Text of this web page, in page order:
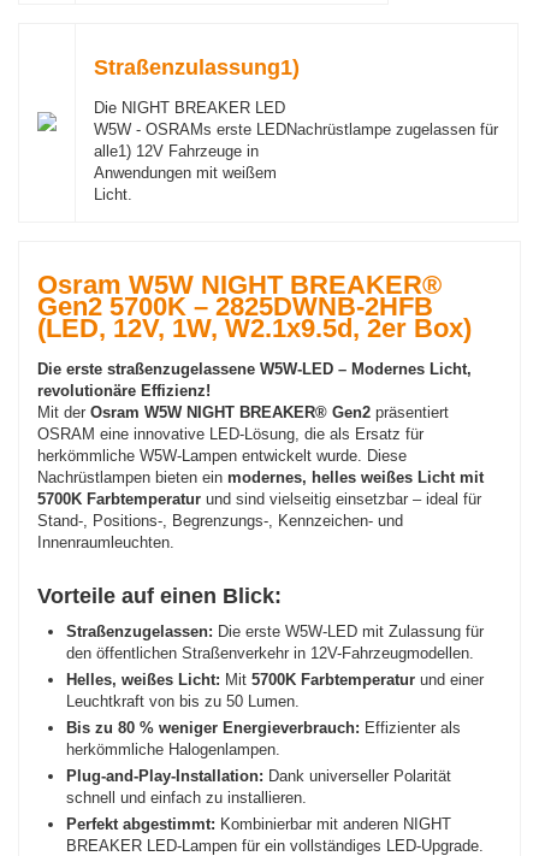
Straßenzulassung1)
Die NIGHT BREAKER LED
W5W - OSRAMs erste LEDNachrüstlampe zugelassen für
alle1) 12V Fahrzeuge in
Anwendungen mit weißem
Licht.
Osram W5W NIGHT BREAKER®
Gen2 5700K – 2825DWNB-2HFB
(LED, 12V, 1W, W2.1x9.5d, 2er Box)
Die erste straßenzugelassene W5W-LED – Modernes Licht,
revolutionäre Effizienz!
Mit derOsram W5W NIGHT BREAKER® Gen2 präsentiert
OSRAM eine innovative LED-Lösung, die als Ersatz für
herkömmliche W5W-Lampen entwickelt wurde. Diese
Nachrüstlampen bieten einmodernes, helles weißes Licht mit
5700K Farbtemperatur und sind vielseitig einsetzbar – ideal für
Stand-, Positions-, Begrenzungs-, Kennzeichen- und
Innenraumleuchten.
Vorteile auf einen Blick:
Straßenzugelassen: Die erste W5W-LED mit Zulassung für
den öffentlichen Straßenverkehr in 12V-Fahrzeugmodellen.
Helles, weißes Licht: Mit5700K Farbtemperatur und einer
Leuchtkraft von bis zu 50 Lumen.
Bis zu 80 % weniger Energieverbrauch: Effizienter als
herkömmliche Halogenlampen.
Plug-and-Play-Installation: Dank universeller Polarität
schnell und einfach zu installieren.
Perfekt abgestimmt: Kombinierbar mit anderen NIGHT
BREAKER LED-Lampen für ein vollständiges LED-Upgrade.